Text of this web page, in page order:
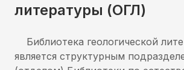
литературы (ОГЛ)
Библиотека геологической
является структурным